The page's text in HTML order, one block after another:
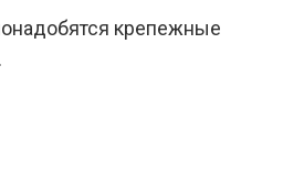
крепежные